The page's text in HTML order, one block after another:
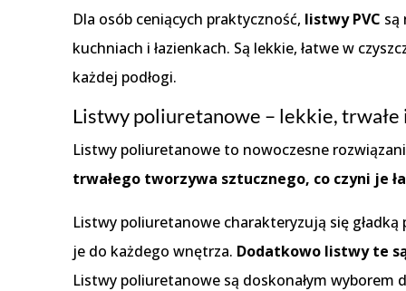
Dla osób ceniących praktyczność, listwy PVC są
kuchniach i łazienkach. Są lekkie, łatwe w
każdej podłogi.
Listwy poliuretanowe – lekkie, trwałe
Listwy poliuretanowe to nowoczesne
trwałego tworzywa sztucznego, co czyni je
Listwy poliuretanowe charakteryzują się
je do każdego wnętrza. Dodatkowo listwy te
Listwy poliuretanowe są doskonałym